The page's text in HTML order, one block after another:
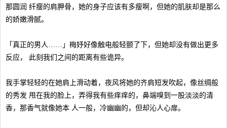
那圆润 纤瘦的肩胛骨，她的身子应该有多瘦啊，但她的肌肤却是那么
的娇嫩滑腻。
「真正的男人……」梅妤好像触电般轻颤了下，但她却没有做出更多
反应， 此刻我们之间的距离有些诡异。
我手掌轻轻的在她肩上滑动着，夜风将她的齐肩短发吹起，像丝绸般
的秀发 甩在我的脸上，弄得我有些痒痒的，鼻端嗅到一股淡淡的清
香，那香气就像她本 人一般，冷幽幽的，但却沁人心扉。